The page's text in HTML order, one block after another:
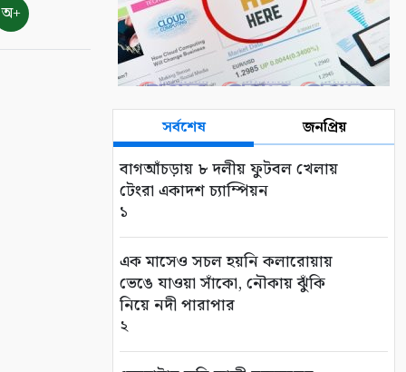
অ+
সর্বশেষ জনপ্রিয়
বাগআঁচড়ায় ৮ দলীয় ফুটবল খেলায়
টেংরা একাদশ চ্যাম্পিয়ন
১
এক মাসেও সচল হয়নি কলারোয়ায়
ভেঙে যাওয়া সাঁকো, নৌকায় ঝুঁকি
নিয়ে নদী পারাপার
২